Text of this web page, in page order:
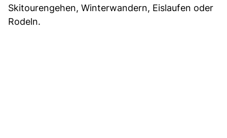
Skitourengehen, Winterwandern, Eislaufen oder
Rodeln.